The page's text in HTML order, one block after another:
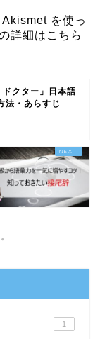
を使っ
詳細はこちら
クター」日本語
法・あらすじ
1